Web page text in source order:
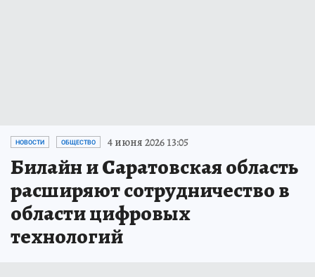
НОВОСТИ ОБЩЕСТВО 4 июня 2026 13:05
Билайн и Саратовская область
расширяют сотрудничество в
области цифровых
технологий